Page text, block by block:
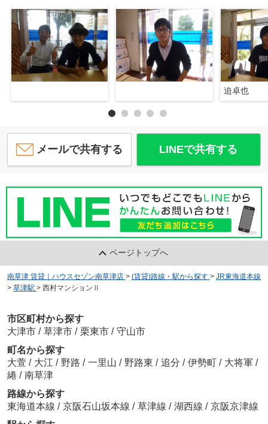
迫卓也
メールで共有する LINEで共有する
ページトップへ
南草津 賃貸｜ハウスセゾン南草津店 > (賃貸)路線・駅から探す > JR東海道本線
> 草津駅 > 西村マンションⅡ
市区町村から探す
大津市 / 草津市 / 栗東市 / 守山市
町名から探す
大萱 / 大江 / 野路 / 一里山 / 野路東 / 追分 / 伊勢町 / 大将軍 /
綣 / 南草津
路線から探す
東海道本線 / 京阪石山坂本線 / 草津線 / 湖西線 / 京阪京津線